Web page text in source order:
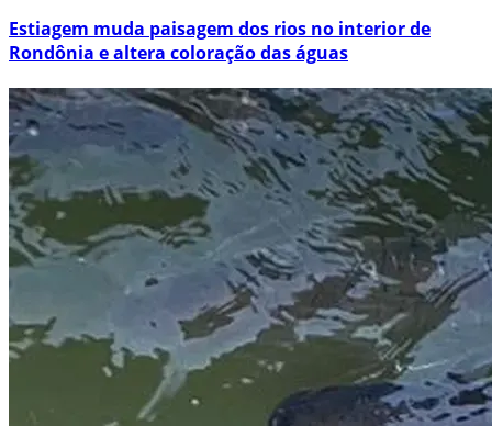
Estiagem muda paisagem dos rios no interior de
Rondônia e altera coloração das águas